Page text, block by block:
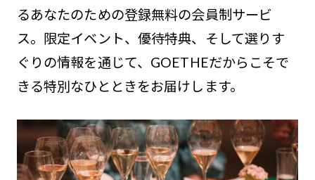
るあなたのための登録無料の会員制サービ
ス。限定イベント、優待特典、そして選りす
ぐりの情報を通じて、GOETHEだからこそで
きる特別なひとときをお届けします。